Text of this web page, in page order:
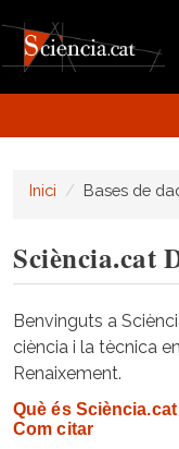
Inici Bases de
Sciència.cat
Benvinguts a
ciència i la tècnica
Renaixement.
Què és
Com citar